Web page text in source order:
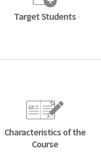
Target Students
Characteristics of the
Course